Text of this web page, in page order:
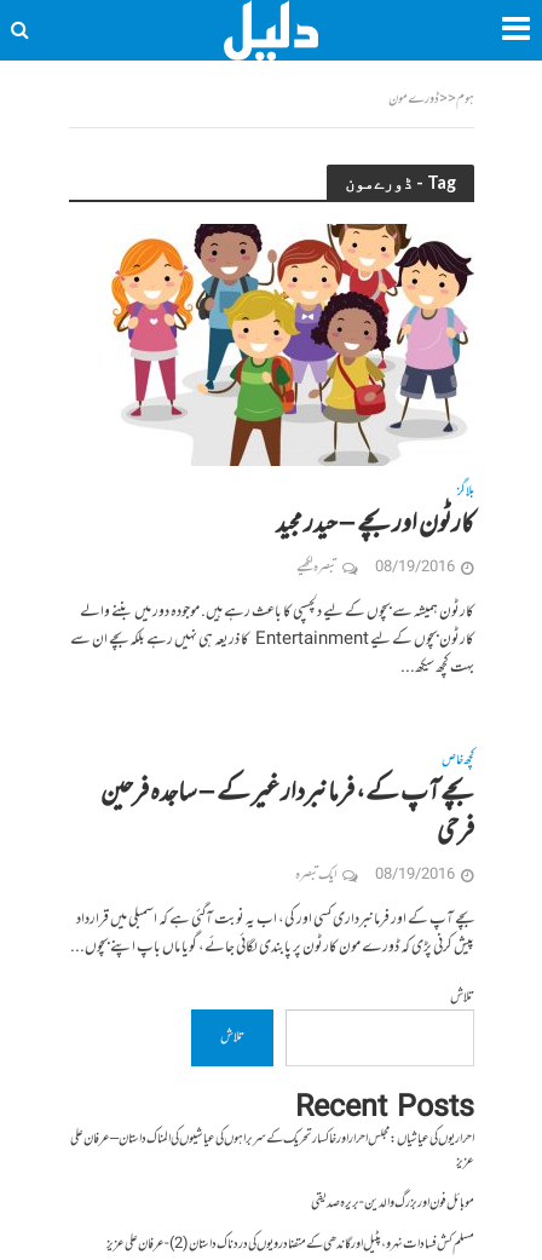
ہوم<<ڈورےمون
Tag - ڈورےمون
بلاگز
کارٹون اور بچے – حیدر مجید
08/19/2016 تبصرہ لکھیے
کارٹون ہمیشہ سے بچوں کے لیے دلچسپی کا باعث رہے ہیں. موجودہ دور میں بننے والے
کارٹون بچوں کے لیے Entertainment کا ذریعہ ہی نہیں رہے بلکہ بچے ان سے
بہت کچھ سیکھ...
کچھ خاص
بچے آپ کے، فرمانبردار غیر کے – ساجدہ فرحین
فرحی
08/19/2016 ایک تبصرہ
بچے آپ کے اور فرمانبرداری کسی اور کی، اب یہ نوبت آگئی ہے کہ اسمبلی میں قرارداد
پیش کرنی پڑی کہ ڈورے مون کارٹون پر پابندی لگائی جائے، گویا ماں باپ اپنے بچوں...
تلاش
تلاش
Recent Posts
احراریوں کی عیاشیاں : مجلس احرار اور خاکسار تحریک کے سربراہوں کی عیاشیوں کی المناک داستان – عرفان علی
عزیز
موبائل فون اور بزرگ والدین- بریرہ صدیقی
مسلم کش فسادات نہرو، پٹیل اور گاندھی کے متضاد رویوں کی درد ناک داستان (2)- عرفان علی عزیز